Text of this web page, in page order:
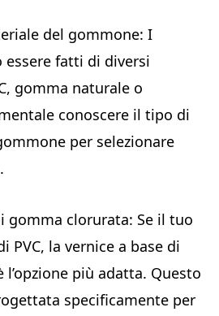
del gommone: I
fatti di diversi
gomma naturale o
conoscere il tipo di
per selezionare
gomma clorurata: Se il tuo
PVC, la vernice a base di
più adatta. Questo
specificamente per